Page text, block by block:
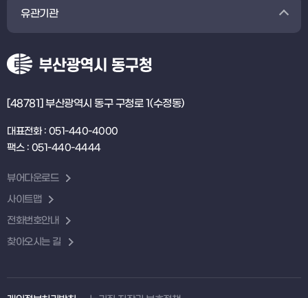
유관기관
[48781] 부산광역시 동구 구청로 1(수정동)
대표전화 : 051-440-4000
팩스 : 051-440-4444
뷰어다운로드
사이트맵
전화번호안내
찾아오시는 길